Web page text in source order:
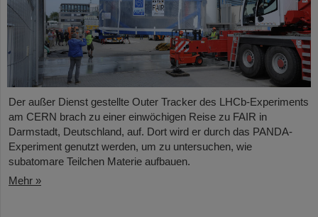
Der außer Dienst gestellte Outer Tracker des LHCb-Experiments
am CERN brach zu einer einwöchigen Reise zu FAIR in
Darmstadt, Deutschland, auf. Dort wird er durch das PANDA-
Experiment genutzt werden, um zu untersuchen, wie
subatomare Teilchen Materie aufbauen.
Mehr »